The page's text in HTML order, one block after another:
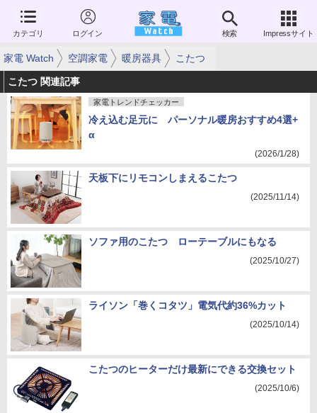
カテゴリ ログイン 検索 Impressサイト
家電 Watch 空調家電 暖房器具 こたつ
こたつ 関連記事
家電トレンドチェッカー
冷え込む足元に パーソナル暖房おすすめ4選+
α
(2026/1/28)
天板下にリモコンしまえるこたつ
(2025/11/14)
ソファ用のこたつ ローテーブルにもなる
(2025/10/27)
ライソン「巻くコタツ」電気代約36%カット
(2025/10/14)
こたつのヒーターだけ最新にできる交換セット
(2025/10/6)